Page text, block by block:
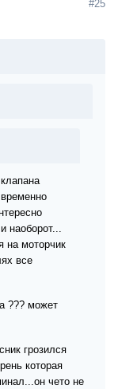
#25
наоборот...
на моторчик
все
??? может
грозился
которая
чето не